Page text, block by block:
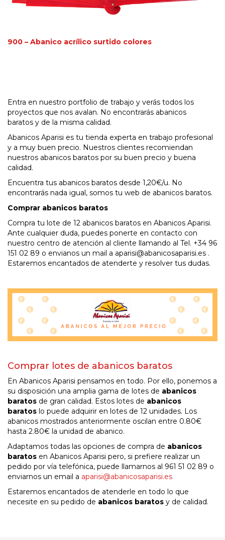
900 – Abanico acrílico surtido colores
Entra en nuestro portfolio de trabajo y verás todos los
proyectos que nos avalan. No encontrarás abanicos
baratos y de la misma calidad.
Abanicos Aparisi es tu tienda experta en trabajo profesional
y a muy buen precio. Nuestros clientes recomiendan
nuestros abanicos baratos por su buen precio y buena
calidad.
Encuentra tus abanicos baratos desde 1,20€/u. No
encontrarás nada igual, somos tu web de abanicos baratos.
Comprar abanicos baratos
Compra tu lote de 12 abanicos baratos en Abanicos Aparisi.
Ante cualquier duda, puedes ponerte en contacto con
nuestro centro de atención al cliente llamando al Tel. +34 96
151 02 89 o envianos un mail a aparisi@abanicosaparisi.es .
Estaremos encantados de atenderte y resolver tus dudas.
Comprar lotes de abanicos baratos
En Abanicos Aparisi pensamos en todo. Por ello, ponemos a
su disposición una amplia gama de lotes de abanicos
baratos de gran calidad. Estos lotes de abanicos
baratos lo puede adquirir en lotes de 12 unidades. Los
abanicos mostrados anteriormente oscilan entre 0.80€
hasta 2.80€ la unidad de abanico.
Adaptamos todas las opciones de compra de abanicos
baratos en Abanicos Aparisi pero, si prefiere realizar un
pedido por vía telefónica, puede llamarnos al 961 51 02 89 o
enviarnos un email a aparisi@abanicosaparisi.es
Estaremos encantados de atenderle en todo lo que
necesite en su pedido de abanicos baratos y de calidad.